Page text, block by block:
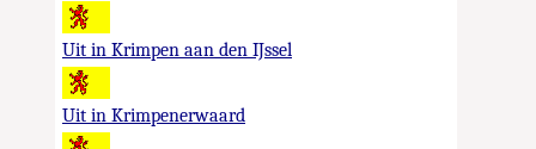
Uit in Krimpen aan den IJssel
Uit in Krimpenerwaard